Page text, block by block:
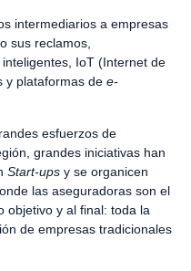
intermediarios a empresas
sus reclamos,
IoT (Internet de
y plataformas de e-
esfuerzos de
grandes iniciativas han
Start-ups y se organicen
las aseguradoras son el
objetivo y al final: toda la
de empresas tradicionales